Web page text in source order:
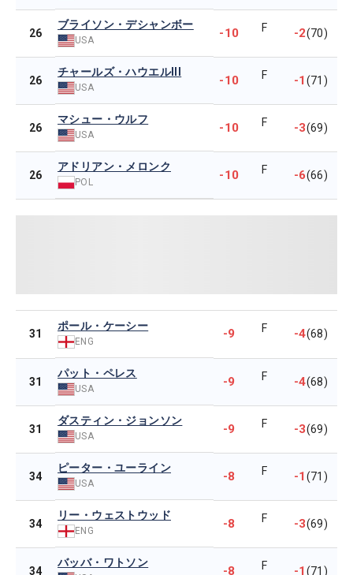
26
ブライソン・デシャンボー
USA -10 F -2(70)
26
チャールズ・ハウエルIII
USA -10 F -1(71)
26
マシュー・ウルフ
USA -10 F -3(69)
26
アドリアン・メロンク
POL -10 F -6(66)
31
ポール・ケーシー
ENG
-9 F -4(68)
31
パット・ペレス
USA -9 F -4(68)
31
ダスティン・ジョンソン
USA -9 F -3(69)
34
ピーター・ユーライン
USA -8 F -1(71)
34
リー・ウェストウッド
ENG -8 F -3(69)
34
バッバ・ワトソン
-8 F -1(71)